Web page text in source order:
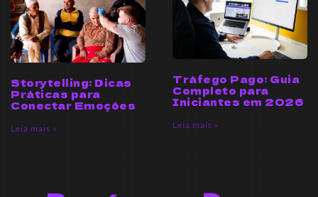
Storytelling: Dicas
Práticas para
Conectar Emoções
Leia mais »
Tráfego Pago: Guia
Completo para
Iniciantes em 2026
Leia mais »